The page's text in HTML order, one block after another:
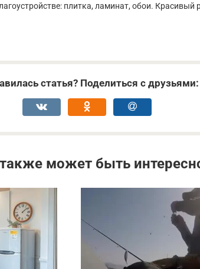
плитка, ламинат, обои. Красивый
статья? Поделиться с друзьями:
может быть